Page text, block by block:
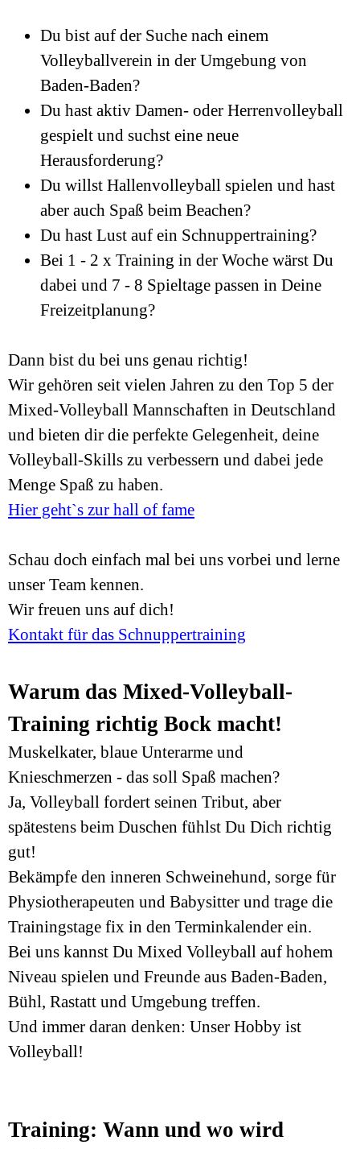
Du bist auf der Suche nach einem
Volleyballverein in der Umgebung von
Baden-Baden?
Du hast aktiv Damen- oder Herrenvolleyball
gespielt und suchst eine neue
Herausforderung?
Du willst Hallenvolleyball spielen und hast
aber auch Spaß beim Beachen?
Du hast Lust auf ein Schnuppertraining?
Bei 1 - 2 x Training in der Woche wärst Du
dabei und 7 - 8 Spieltage passen in Deine
Freizeitplanung?
Dann bist du bei uns genau richtig!
Wir gehören seit vielen Jahren zu den Top 5 der
Mixed-Volleyball Mannschaften in Deutschland
und bieten dir die perfekte Gelegenheit, deine
Volleyball-Skills zu verbessern und dabei jede
Menge Spaß zu haben.
Hier geht`s zur hall of fame
Schau doch einfach mal bei uns vorbei und lerne
unser Team kennen.
Wir freuen uns auf dich!
Kontakt für das Schnuppertraining
Warum das Mixed-Volleyball-
Training richtig Bock macht!
Muskelkater, blaue Unterarme und
Knieschmerzen - das soll Spaß machen?
Ja, Volleyball fordert seinen Tribut, aber
spätestens beim Duschen fühlst Du Dich richtig
gut!
Bekämpfe den inneren Schweinehund, sorge für
Physiotherapeuten und Babysitter und trage die
Trainingstage fix in den Terminkalender ein.
Bei uns kannst Du Mixed Volleyball auf hohem
Niveau spielen und Freunde aus Baden-Baden,
Bühl, Rastatt und Umgebung treffen.
Und immer daran denken: Unser Hobby ist
Volleyball!
Training: Wann und wo wird